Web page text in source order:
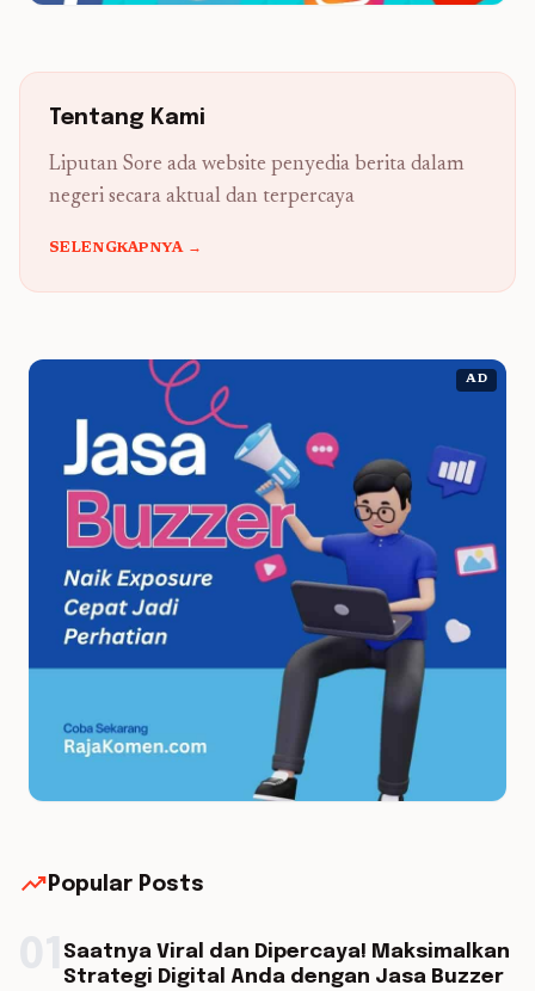
Tentang Kami
Liputan Sore ada website penyedia berita dalam
negeri secara aktual dan terpercaya
SELENGKAPNYA →
AD
trending_up Popular Posts
Saatnya Viral dan Dipercaya! Maksimalkan
Strategi Digital Anda dengan Jasa Buzzer